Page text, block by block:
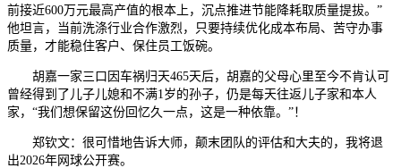
前接近600万元最高产值的根本上，沉点推进节能降耗取质量提拔。”
他坦言，当前洗涤行业合作激烈，只要持续优化成本布局、苦守办事
质量，才能稳住客户、保住员工饭碗。
胡嘉一家三口因车祸归天465天后，胡嘉的父母心里至今不肯认可
曾经得到了儿子儿媳和不满1岁的孙子，仍是每天往返儿子家和本人
家，“我们想保留这份回忆久一点，这是一种依靠。”！
郑钦文：很可惜地告诉大师，颠末团队的评估和大夫的，我将退
出2026年网球公开赛。